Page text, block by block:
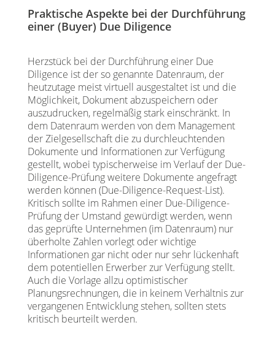
Praktische Aspekte bei der Durchführung
einer (Buyer) Due Diligence
Herzstück bei der Durchführung einer Due
Diligence ist der so genannte Datenraum, der
heutzutage meist virtuell ausgestaltet ist und die
Möglichkeit, Dokument abzuspeichern oder
auszudrucken, regelmäßig stark einschränkt. In
dem Datenraum werden von dem Management
der Zielgesellschaft die zu durchleuchtenden
Dokumente und Informationen zur Verfügung
gestellt, wobei typischerweise im Verlauf der Due-
Diligence-Prüfung weitere Dokumente angefragt
werden können (Due-Diligence-Request-List).
Kritisch sollte im Rahmen einer Due-Diligence-
Prüfung der Umstand gewürdigt werden, wenn
das geprüfte Unternehmen (im Datenraum) nur
überholte Zahlen vorlegt oder wichtige
Informationen gar nicht oder nur sehr lückenhaft
dem potentiellen Erwerber zur Verfügung stellt.
Auch die Vorlage allzu optimistischer
Planungsrechnungen, die in keinem Verhältnis zur
vergangenen Entwicklung stehen, sollten stets
kritisch beurteilt werden.